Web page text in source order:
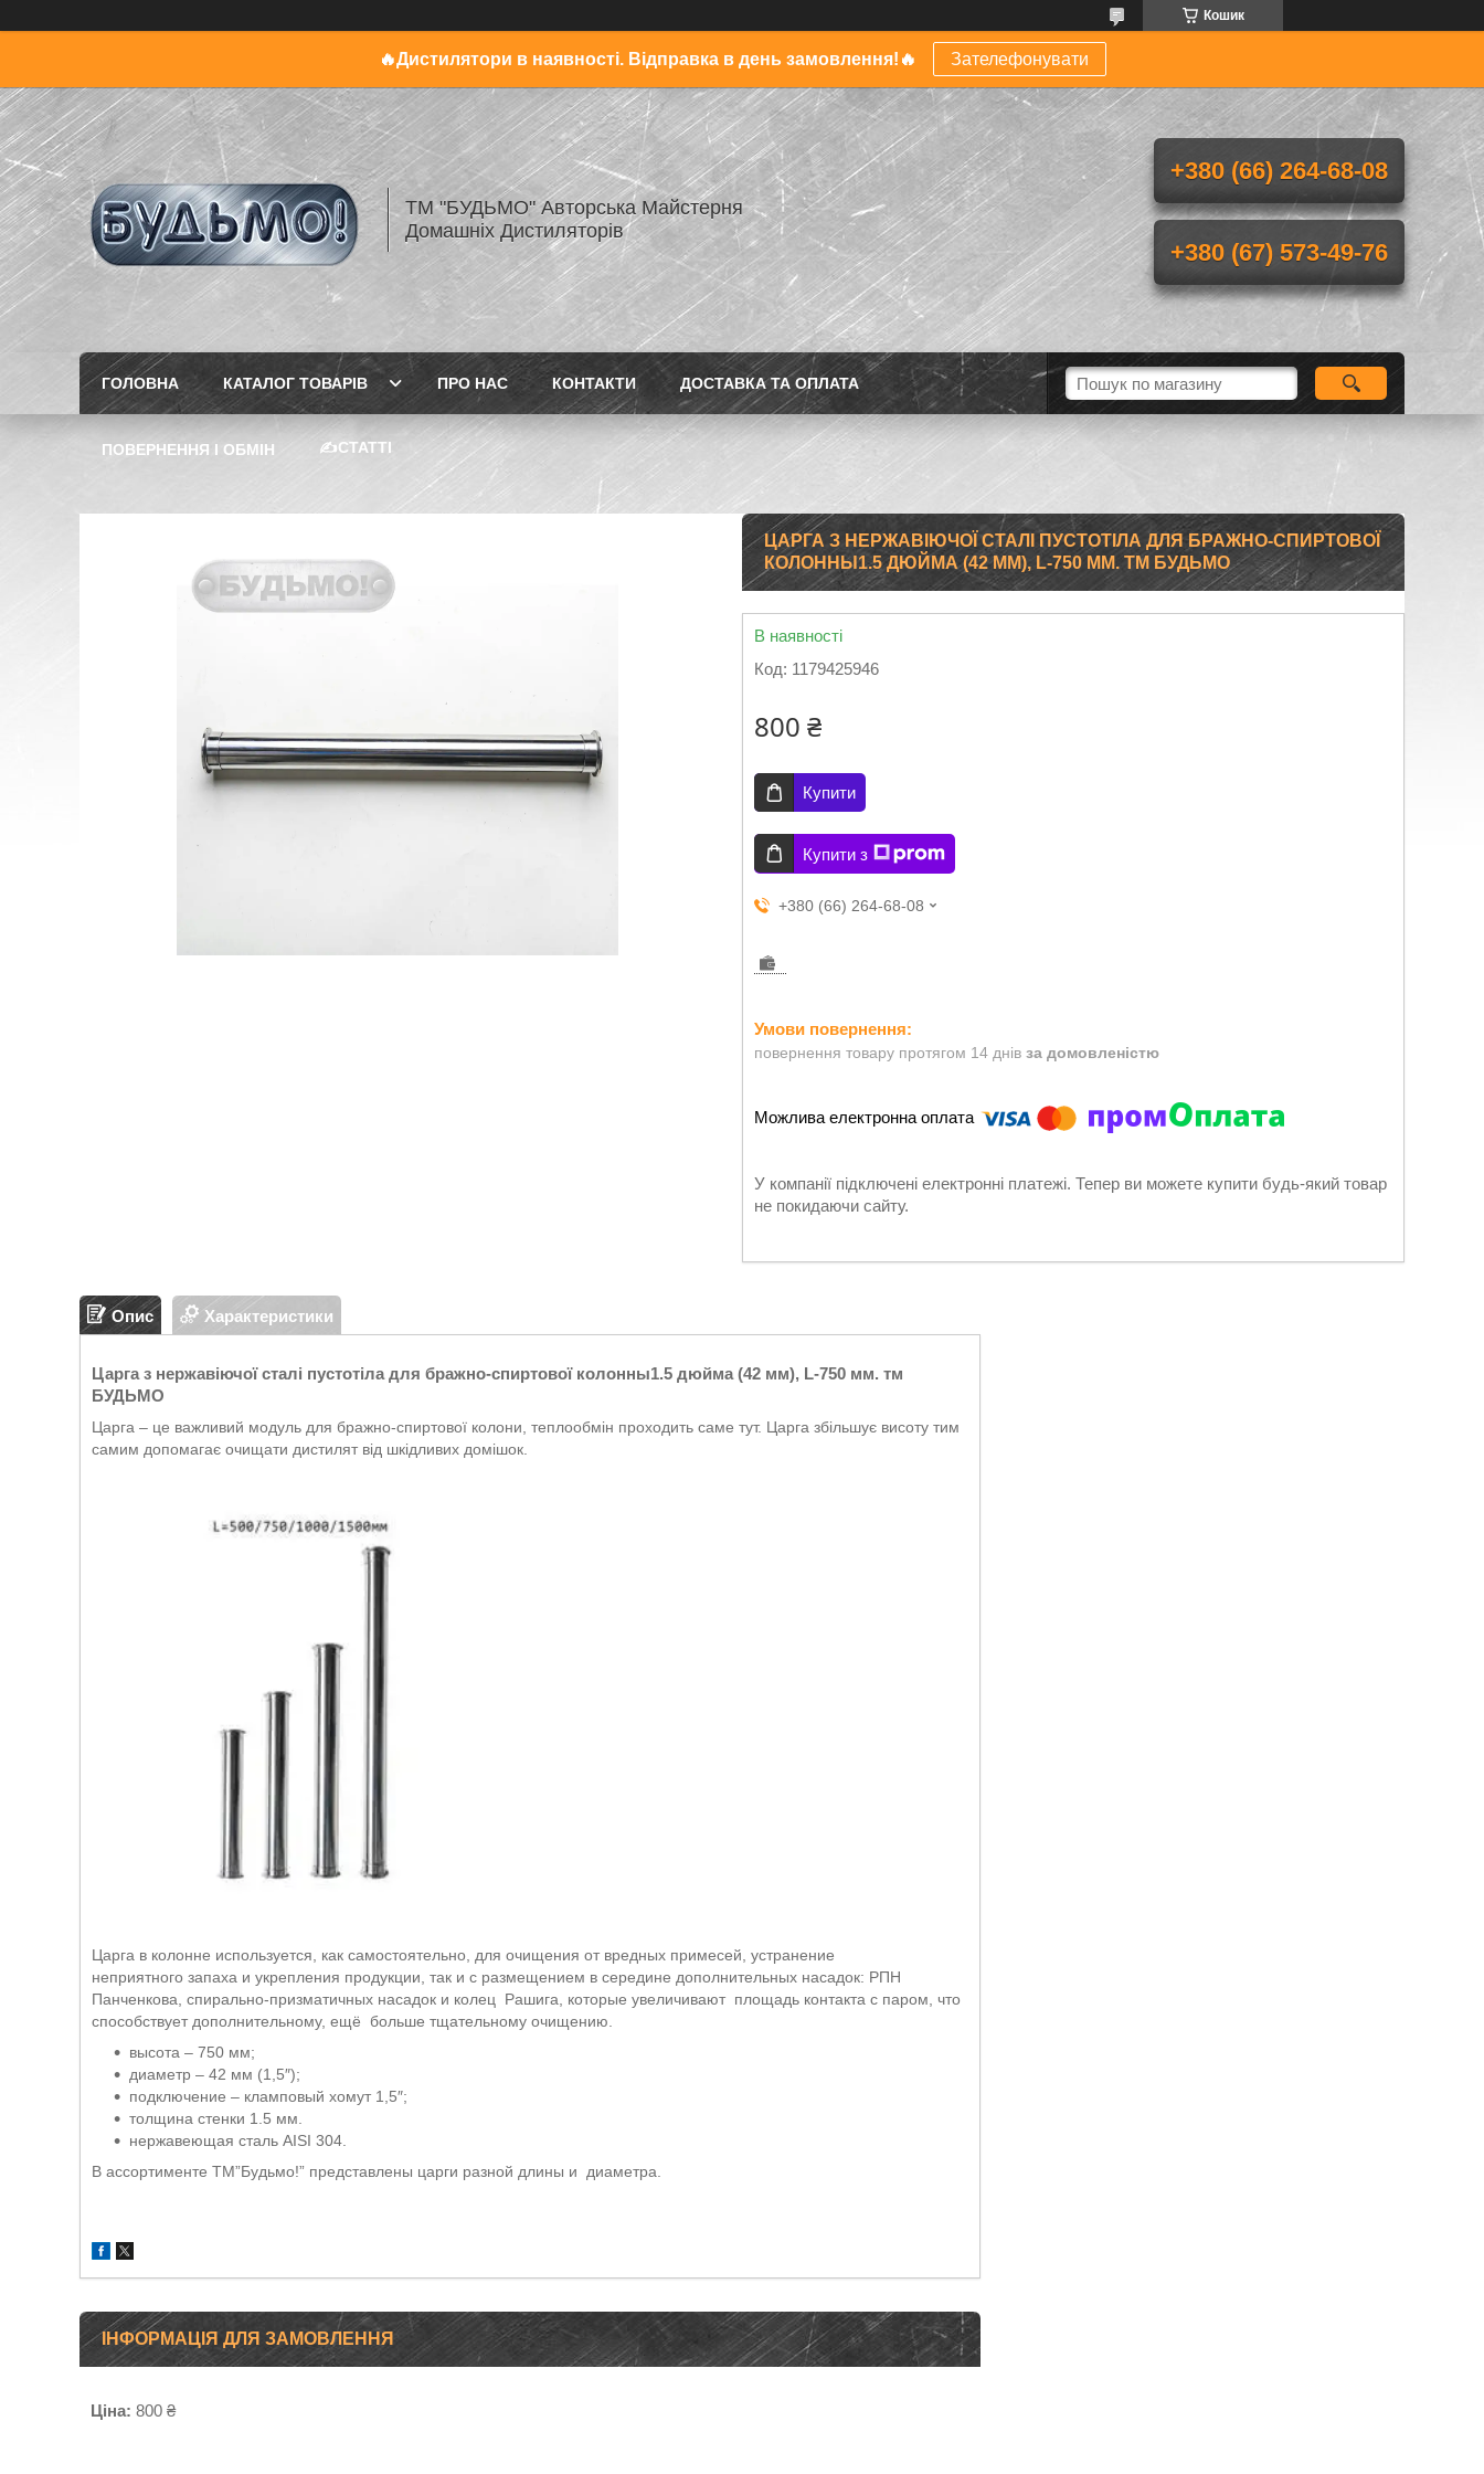
Кошик
🔥Дистилятори в наявності. Відправка в день замовлення!🔥 Зателефонувати
ТМ "БУДЬМО" Авторська Майстерня
Домашніх Дистиляторів
+380 (66) 264-68-08
+380 (67) 573-49-76
ГОЛОВНА КАТАЛОГ ТОВАРІВ ПРО НАС КОНТАКТИ ДОСТАВКА ТА ОПЛАТА
ПОВЕРНЕННЯ І ОБМІН ✍️СТАТТІ
ЦАРГА З НЕРЖАВІЮЧОЇ СТАЛІ ПУСТОТІЛА ДЛЯ БРАЖНО-СПИРТОВОЇ
КОЛОННЫ1.5 ДЮЙМА (42 ММ), L-750 ММ. ТМ БУДЬМО
В наявності
Код: 1179425946
800 ₴
Купити
Купити з
+380 (66) 264-68-08
повернення товару протягом 14 днів за домовленістю
У компанії підключені електронні платежі. Тепер ви можете купити будь-який товар
не покидаючи сайту.
Опис Характеристики
Царга з нержавіючої сталі пустотіла для бражно-спиртової колонны1.5 дюйма (42 мм), L-750 мм. тм
БУДЬМО
Царга – це важливий модуль для бражно-спиртової колони, теплообмін проходить саме тут. Царга збільшує висоту тим
самим допомагає очищати дистилят від шкідливих домішок.
Царга в колонне используется, как самостоятельно, для очищения от вредных примесей, устранение
неприятного запаха и укрепления продукции, так и с размещением в середине дополнительных насадок: РПН
Панченкова, спирально-призматичных насадок и колец Рашига, которые увеличивают площадь контакта с паром, что
способствует дополнительному, ещё больше тщательному очищению.
высота – 750 мм;
диаметр – 42 мм (1,5″);
подключение – кламповый хомут 1,5″;
толщина стенки 1.5 мм.
нержавеющая сталь AISI 304.
В ассортименте ТМ”Будьмо!” представлены царги разной длины и диаметра.
ІНФОРМАЦІЯ ДЛЯ ЗАМОВЛЕННЯ
Ціна: 800 ₴